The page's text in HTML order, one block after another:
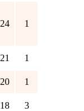
24 1
21 1
20 1
18 3